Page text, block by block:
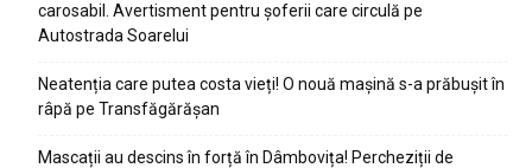
carosabil. Avertisment pentru șoferii care circulă pe
Autostrada Soarelui
Neatenția care putea costa vieți! O nouă mașină s-a prăbușit în
râpă pe Transfăgărășan
Mascații au descins în forță în Dâmbovița! Percheziții de